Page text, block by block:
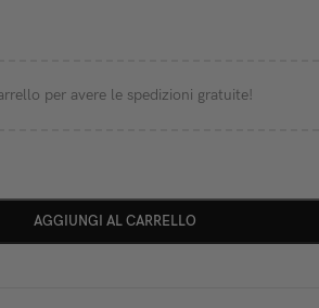
per avere le spedizioni gratuite!
AGGIUNGI AL CARRELLO